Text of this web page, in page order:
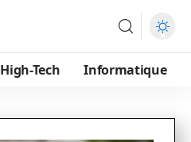
High-Tech Informatique